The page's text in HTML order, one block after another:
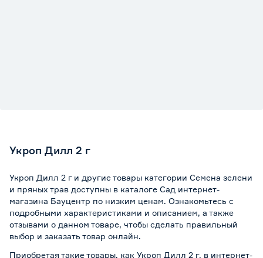
Укроп Дилл 2 г
Укроп Дилл 2 г и другие товары категории Семена зелени
и пряных трав доступны в каталоге Сад интернет-
магазина Бауцентр по низким ценам. Ознакомьтесь с
подробными характеристиками и описанием, а также
отзывами о данном товаре, чтобы сделать правильный
выбор и заказать товар онлайн.
Приобретая такие товары, как Укроп Дилл 2 г, в интернет-